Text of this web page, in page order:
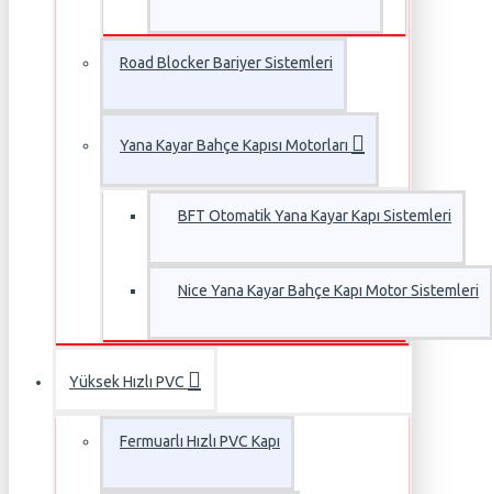
Road Blocker Bariyer Sistemleri
Yana Kayar Bahçe Kapısı Motorları
BFT Otomatik Yana Kayar Kapı Sistemleri
Nice Yana Kayar Bahçe Kapı Motor Sistemleri
Yüksek Hızlı PVC
Fermuarlı Hızlı PVC Kapı